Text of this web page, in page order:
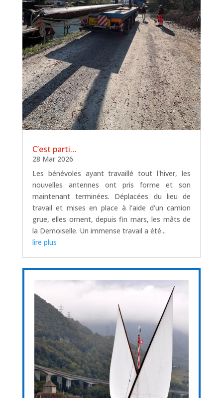
C’est parti…
28 Mar 2026
Les bénévoles ayant travaillé tout l'hiver, les
nouvelles antennes ont pris forme et son
maintenant terminées. Déplacées du lieu de
travail et mises en place à l'aide d'un camion
grue, elles ornent, depuis fin mars, les mâts de
la Demoiselle. Un immense travail a été...
lire plus